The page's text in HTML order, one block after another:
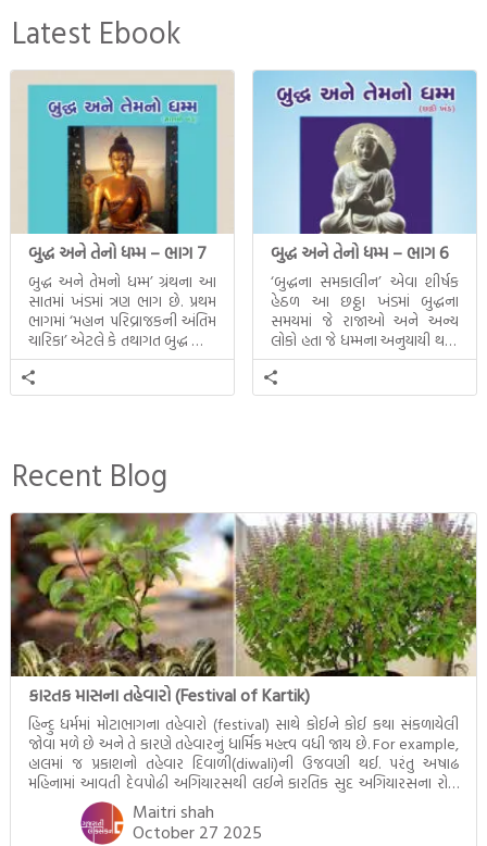
Latest Ebook
બુદ્ધ અને તેનો ધમ્મ – ભાગ 7
બુદ્ધ અને તેમનો ધમ્મ’ ગ્રંથના આ
સાતમાં ખંડમાં ત્રણ ભાગ છે. પ્રથમ
ભાગમાં ‘મહાન પરિવ્રાજકની અંતિમ
ચારિકા’ એટલે કે તથાગત બુદ્ધ સાથે
સતત પરિભ્રમણ કરતા સહચારીઓ
સાથે ફરી એકવારની
મુલાકાત, બીજા ભાગમાં તથાગતે
ઉત્તરાધિકારી તરીકે સ્થાપે છે તે
દૃશ્યો અંકિત થયાં છે. ટૂંકમાં બુદ્ધનાં
જીવનના અંતિમ દિવસોની યાત્રાનો
પરિપાક જોવા મળે […]
બુદ્ધ અને તેનો ધમ્મ – ભાગ 6
‘બુદ્ધના સમકાલીન’ એવા શીર્ષક
હેઠળ આ છઠ્ઠા ખંડમાં બુદ્ધના
સમયમાં જે રાજાઓ અને અન્ય
લોકો હતા જે ધમ્મના અનુયાયી થયા.
તેમનો અને બુદ્ધ વચ્ચે થયેલો
સત્સંગ વીશે જાણકારી મળે છે.
Recent Blog
કારતક માસના તહેવારો (Festival of Kartik)
હિન્દુ ધર્મમાં મોટાભાગના તહેવારો (festival) સાથે કોઈને કોઈ કથા સંકળાયેલી
જોવા મળે છે અને તે કારણે તહેવારનું ધાર્મિક મહત્ત્વ વધી જાય છે. For example,
હાલમાં જ પ્રકાશનો તહેવાર દિવાળી(diwali)ની ઉજવણી થઈ. પરંતુ અષાઢ
મહિનામાં આવતી દેવપોઢી અગિયારસથી લઈને કારતિક સુદ અગિયારસના રોજ
આવતી દેવ ઊઠી અગિયારસ વચ્ચે મોટેભાગે યજ્ઞોપવીત સંસ્કાર, લગ્ન,
દીક્ષાગ્રહણ, યજ્ઞ, ગૃહપ્રવેશ જેવા […]
Maitri shah
October 27 2025